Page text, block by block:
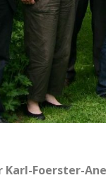
Karl-Foerster-